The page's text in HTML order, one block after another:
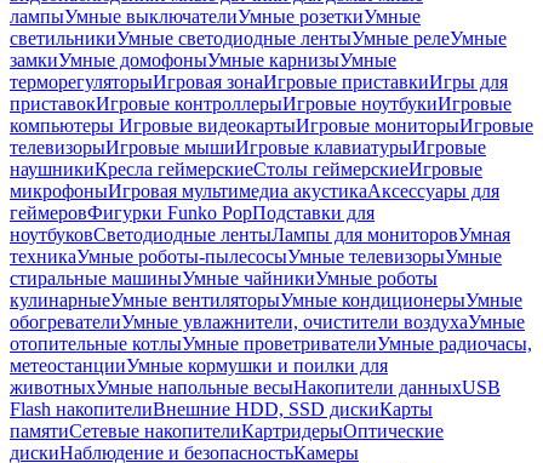
лампыУмные выключателиУмные розеткиУмные
светильникиУмные светодиодные лентыУмные релеУмные
замкиУмные домофоныУмные карнизыУмные
терморегуляторыИгровая зонаИгровые приставкиИгры для
приставокИгровые контроллерыИгровые ноутбукиИгровые
компьютеры Игровые видеокартыИгровые мониторыИгровые
телевизорыИгровые мышиИгровые клавиатурыИгровые
наушникиКресла геймерскиеСтолы геймерскиеИгровые
микрофоныИгровая мультимедиа акустикаАксессуары для
геймеровФигурки Funko PopПодставки для
ноутбуковСветодиодные лентыЛампы для мониторовУмная
техникаУмные роботы-пылесосыУмные телевизорыУмные
стиральные машиныУмные чайникиУмные роботы
кулинарныеУмные вентиляторыУмные кондиционерыУмные
обогревателиУмные увлажнители, очистители воздухаУмные
отопительные котлыУмные проветривателиУмные радиочасы,
метеостанцииУмные кормушки и поилки для
животныхУмные напольные весыНакопители данныхUSB
Flash накопителиВнешние HDD, SSD дискиКарты
памятиСетевые накопителиКартридерыОптические
дискиНаблюдение и безопасностьКамеры